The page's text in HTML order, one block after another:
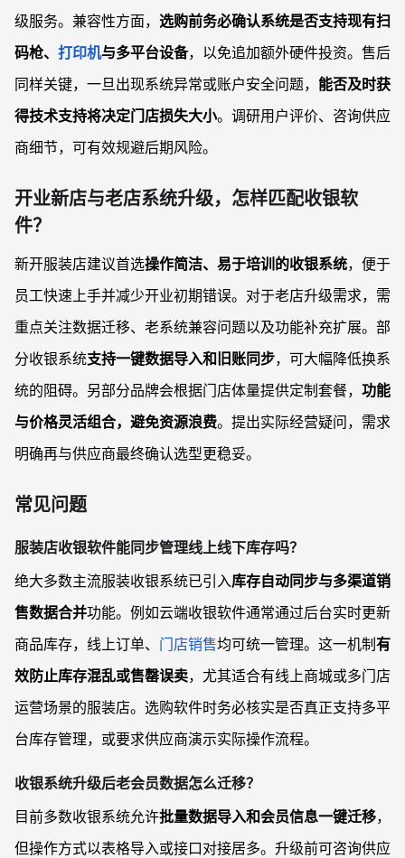
级服务。兼容性方面， 选购前务必确认系统是否支持现有扫
码枪、 打印机与多平台设备，以免追加额外硬件投资。售后
同样关键，一旦出现系统异常或账户安全问题， 能否及时获
得技术支持将决定门店损失大小。调研用户评价、咨询供应
商细节，可有效规避后期风险。
开业新店与老店系统升级，怎样匹配收银软
件？
新开服装店建议首选操作简洁、易于培训的收银系统，便于
员工快速上手并减少开业初期错误。对于老店升级需求，需
重点关注数据迁移、老系统兼容问题以及功能补充扩展。部
分收银系统支持一键数据导入和旧账同步，可大幅降低换系
统的阻碍。另部分品牌会根据门店体量提供定制套餐， 功能
与价格灵活组合，避免资源浪费。提出实际经营疑问，需求
明确再与供应商最终确认选型更稳妥。
常见问题
服装店收银软件能同步管理线上线下库存吗？
绝大多数主流服装收银系统已引入库存自动同步与多渠道销
售数据合并功能。例如云端收银软件通常通过后台实时更新
商品库存，线上订单、 门店销售均可统一管理。这一机制有
效防止库存混乱或售罄误卖，尤其适合有线上商城或多门店
运营场景的服装店。选购软件时务必核实是否真正支持多平
台库存管理，或要求供应商演示实际操作流程。
收银系统升级后老会员数据怎么迁移？
目前多数收银系统允许批量数据导入和会员信息一键迁移，
但操作方式以表格导入或接口对接居多。升级前可咨询供应